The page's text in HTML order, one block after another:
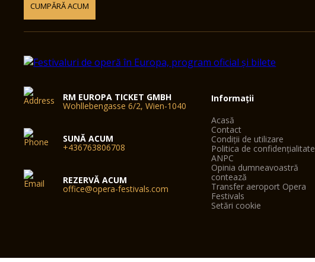
CUMPĂRĂ ACUM
RM EUROPA TICKET GMBH
Wohllebengasse 6/2, Wien-1040
SUNĂ ACUM
+436763806708
REZERVĂ ACUM
office@opera-festivals.com
Informații
Acasă
Contact
Condiții de utilizare
Politica de confidențialitate
ANPC
Opinia dumneavoastră
contează
Transfer aeroport Opera
Festivals
Setări cookie